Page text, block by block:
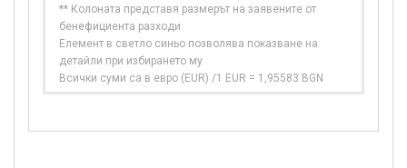
** Колоната представя размерът на заявените от
бенефициента разходи
Елемент в светло синьо позволява показване на
детайли при избирането му
Всички суми са в евро (EUR) /1 EUR = 1,95583 BGN